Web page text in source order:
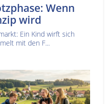
Wenn
wird
Ein Kind wirft sich
mit den F...